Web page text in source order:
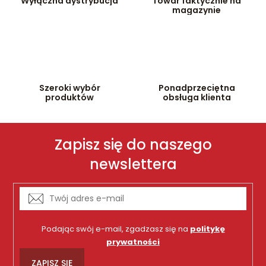
magazynie
Szeroki wybór
produktów
Ponadprzeciętna
obsługa klienta
Zapisz się do naszego
newslettera
Podając swój e-mail, zgadzasz się na politykę
prywatności
ZAPISZ SIĘ